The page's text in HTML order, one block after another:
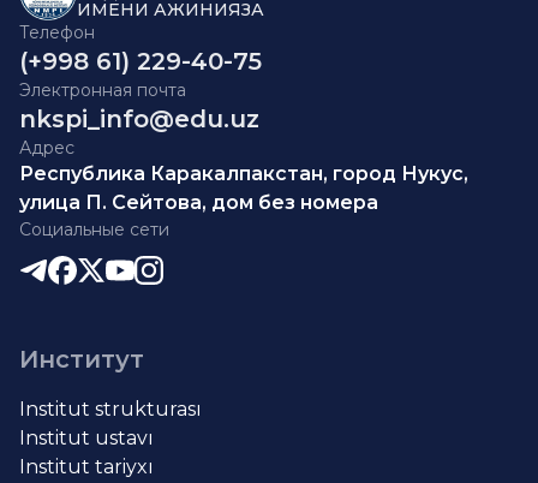
ИМЕНИ АЖИНИЯЗА
Телефон
(+998 61) 229-40-75
Электронная почта
nkspi_info@edu.uz
Адрес
Республика Каракалпакстан, город Нукус,
улица П. Сейтова, дом без номера
Социальные сети
Институт
Institut strukturası
Institut ustavı
Institut tariyxı